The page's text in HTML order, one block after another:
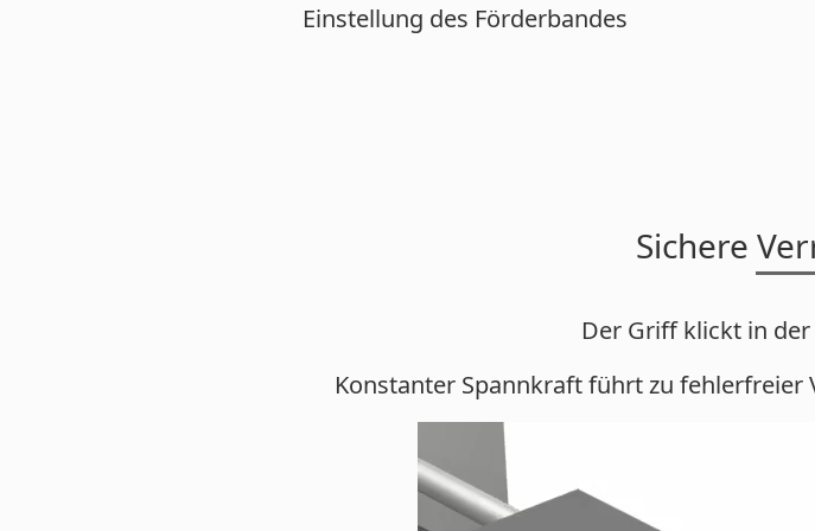
Einstellung des Förderbandes
Sichere
Der Griff klickt in
Konstanter Spannkraft führt zu